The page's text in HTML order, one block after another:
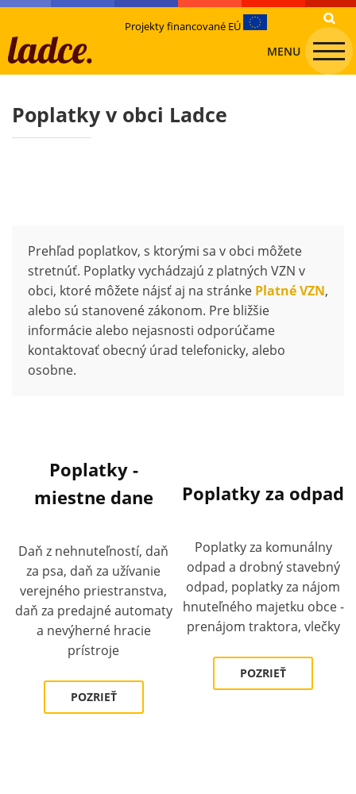
Projekty financované EÚ
MENU
Poplatky v obci Ladce
Prehľad poplatkov, s ktorými sa v obci môžete
stretnúť. Poplatky vychádzajú z platných VZN v
obci, ktoré môžete nájsť aj na stránke Platné VZN,
alebo sú stanovené zákonom. Pre bližšie
informácie alebo nejasnosti odporúčame
kontaktovať obecný úrad telefonicky, alebo
osobne.
Poplatky -
miestne dane
Daň z nehnuteľností, daň
za psa, daň za užívanie
verejného priestranstva,
daň za predajné automaty
a nevýherné hracie
prístroje
POZRIEŤ
Poplatky za odpad
Poplatky za komunálny
odpad a drobný stavebný
odpad, poplatky za nájom
hnuteľného majetku obce -
prenájom traktora, vlečky
POZRIEŤ